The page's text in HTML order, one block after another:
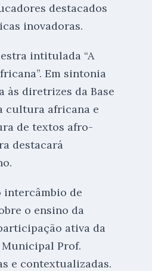
destacados
inovadoras.
intitulada “A
Em sintonia
às diretrizes da Base
cultura africana e
de textos afro-
destacará
intercâmbio de
o ensino da
ativa da
Prof.
e contextualizadas.